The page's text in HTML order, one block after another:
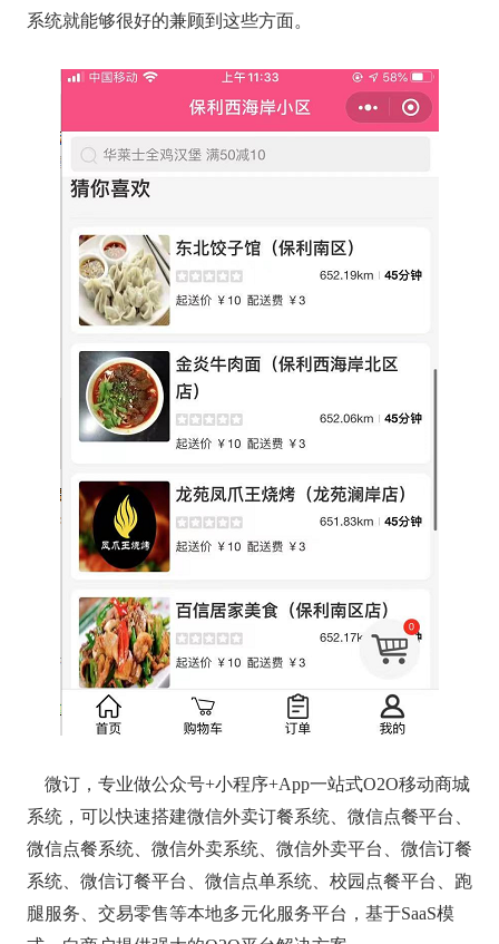
系统就能够很好的兼顾到这些方面。
微订，专业做公众号+小程序+App一站式O2O移动商城
系统，可以快速搭建微信外卖订餐系统、微信点餐平台、
微信点餐系统、微信外卖系统、微信外卖平台、微信订餐
系统、微信订餐平台、微信点单系统、校园点餐平台、跑
腿服务、交易零售等本地多元化服务平台，基于SaaS模